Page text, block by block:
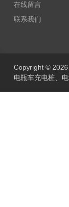
在线留言
联系我们
Copyright © 2026
电瓶车充电桩、